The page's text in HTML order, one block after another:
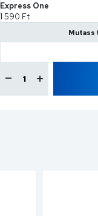
Express One
1 590 Ft
2 599 Ft
CS-Sprint